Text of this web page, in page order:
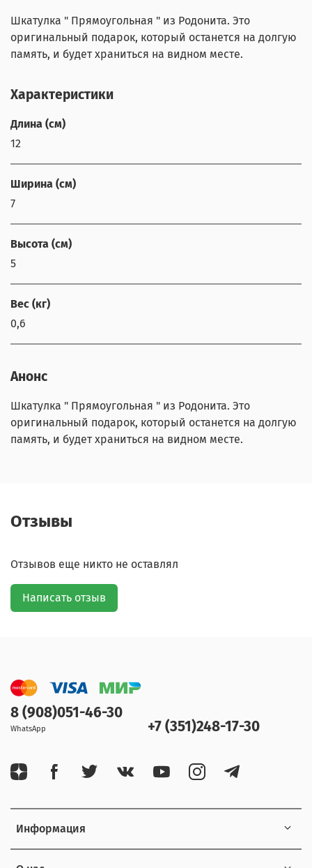
Шкатулка " Прямоугольная " из Родонита. Это
оригинальный подарок, который останется на долгую
память, и будет храниться на видном месте.
Характеристики
Длина (см)
12
Ширина (см)
7
Высота (см)
5
Вес (кг)
0,6
Анонс
Шкатулка " Прямоугольная " из Родонита. Это
оригинальный подарок, который останется на долгую
память, и будет храниться на видном месте.
Отзывы
Отзывов еще никто не оставлял
Написать отзыв
Информация
8 (908)051-46-30
WhatsApp +7 (351)248-17-30